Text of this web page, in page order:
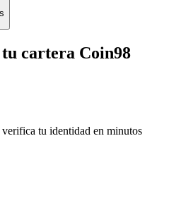
cartera Coin98
tu identidad en minutos